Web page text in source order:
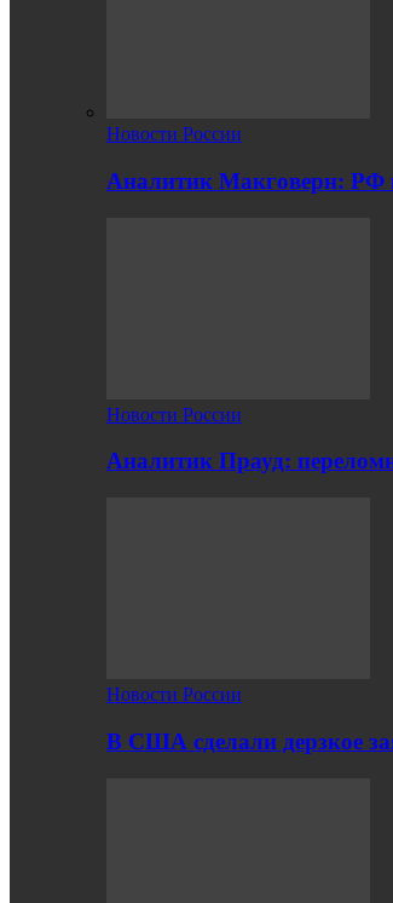
Новости России
Аналитик Макговерн: РФ
Новости России
Аналитик Прауд:
Новости России
В США сделали дерзкое